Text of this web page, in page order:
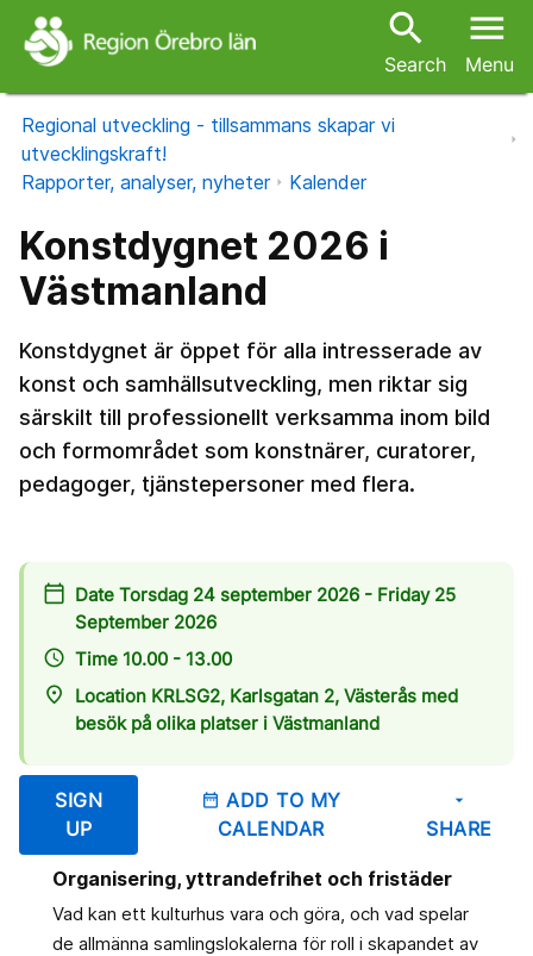
search
Search
menu
Menu
Regional utveckling - tillsammans skapar vi
utvecklingskraft!
Rapporter, analyser, nyheter
Kalender
Konstdygnet 2026 i
Västmanland
Konstdygnet är öppet för alla intresserade av
konst och samhällsutveckling, men riktar sig
särskilt till professionellt verksamma inom bild
och formområdet som konstnärer, curatorer,
pedagoger, tjänstepersoner med flera.
calendar_today Date Torsdag 24 september 2026 - Friday 25
September 2026
access_time Time 10.00 - 13.00
place
Location KRLSG2, Karlsgatan 2, Västerås med
besök på olika platser i Västmanland
SIGN
UP
date_range ADD TO MY
CALENDAR
arrow_drop_down
SHARE
Organisering, yttrandefrihet och fristäder
Vad kan ett kulturhus vara och göra, och vad spelar
de allmänna samlingslokalerna för roll i skapandet av